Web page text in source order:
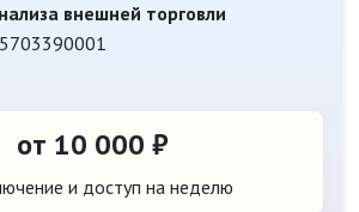
внешней торговли
от 10 000 ₽
и доступ на неделю